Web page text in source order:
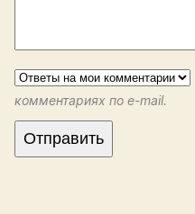
комментариях по e-mail.